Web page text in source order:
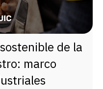
de la
marco